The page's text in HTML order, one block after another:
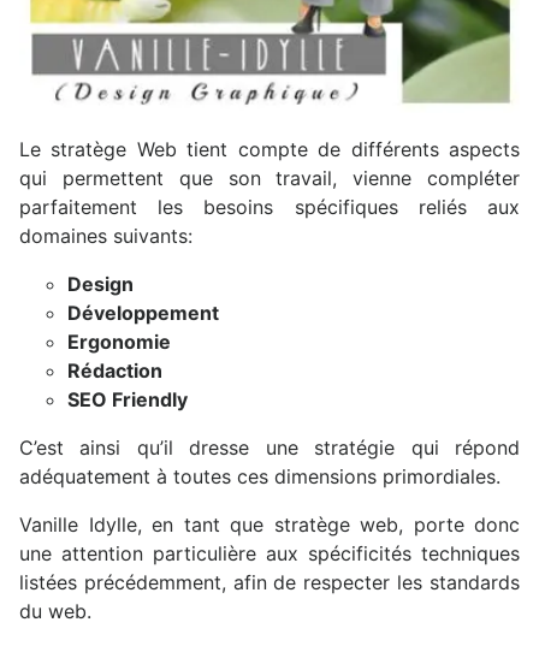
Le stratège Web tient compte de différents aspects
qui permettent que son travail, vienne compléter
parfaitement les besoins spécifiques reliés aux
domaines suivants:
Design
Développement
Ergonomie
Rédaction
SEO Friendly
C’est ainsi qu’il dresse une stratégie qui répond
adéquatement à toutes ces dimensions primordiales.
Vanille Idylle, en tant que stratège web, porte donc
une attention particulière aux spécificités techniques
listées précédemment, afin de respecter les standards
du web.